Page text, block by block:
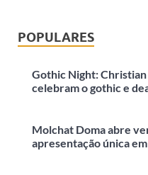
POPULARES
Gothic Night:
celebram o gothic e
Molchat Doma abre
apresentação única